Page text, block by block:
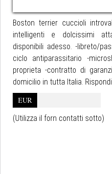
Boston terrier cuccioli
intelligenti e dolcissimi
disponibili adesso. -libreto/
ciclo antiparassitario -
proprieta -contratto di
domicilio in tutta Italia.
EUR
(Utilizza il forn contatti sotto)